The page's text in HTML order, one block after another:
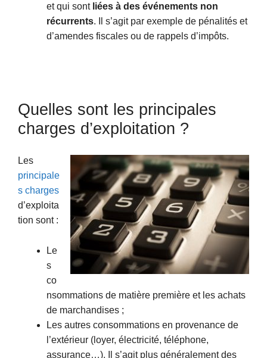
et qui sont liées à des événements non
récurrents. Il s’agit par exemple de pénalités et
d’amendes fiscales ou de rappels d’impôts.
Quelles sont les principales
charges d’exploitation ?
Les
principale
s charges
d’exploita
tion sont :
Le
s
co
nsommations de matière première et les achats
de marchandises ;
Les autres consommations en provenance de
l’extérieur (loyer, électricité, téléphone,
assurance…). Il s’agit plus généralement des